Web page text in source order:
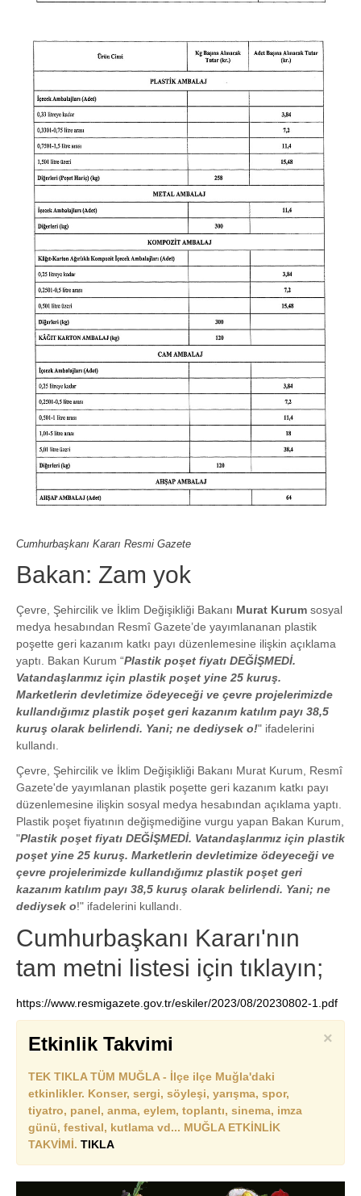
Cumhurbaşkanı Kararı Resmi Gazete
Bakan: Zam yok
Çevre, Şehircilik ve İklim Değişikliği Bakanı Murat Kurum sosyal
medya hesabından Resmî Gazete’de yayımlananan plastik
poşette geri kazanım katkı payı düzenlemesine ilişkin açıklama
yaptı. Bakan Kurum “Plastik poşet fiyatı DEĞİŞMEDİ.
Vatandaşlarımız için plastik poşet yine 25 kuruş.
Marketlerin devletimize ödeyeceği ve çevre projelerimizde
kullandığımız plastik poşet geri kazanım katılım payı 38,5
kuruş olarak belirlendi. Yani; ne dediysek o!" ifadelerini
kullandı.
Çevre, Şehircilik ve İklim Değişikliği Bakanı Murat Kurum, Resmî
Gazete'de yayımlanan plastik poşette geri kazanım katkı payı
düzenlemesine ilişkin sosyal medya hesabından açıklama yaptı.
Plastik poşet fiyatının değişmediğine vurgu yapan Bakan Kurum,
"Plastik poşet fiyatı DEĞİŞMEDİ. Vatandaşlarımız için plastik
poşet yine 25 kuruş. Marketlerin devletimize ödeyeceği ve
çevre projelerimizde kullandığımız plastik poşet geri
kazanım katılım payı 38,5 kuruş olarak belirlendi. Yani; ne
dediysek o!" ifadelerini kullandı.
Cumhurbaşkanı Kararı'nın
tam metni listesi için tıklayın;
https://www.resmigazete.gov.tr/eskiler/2023/08/20230802-1.pdf
×
Etkinlik Takvimi
TEK TIKLA TÜM MUĞLA - İlçe ilçe Muğla'daki
etkinlikler. Konser, sergi, söyleşi, yarışma, spor,
tiyatro, panel, anma, eylem, toplantı, sinema, imza
günü, festival, kutlama vd... MUĞLA ETKİNLİK
TAKVİMİ. TIKLA